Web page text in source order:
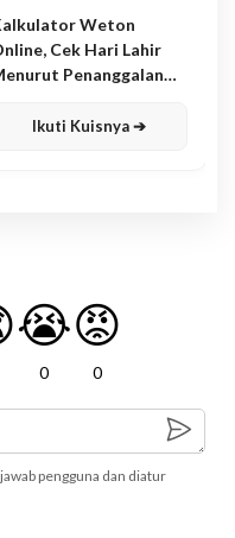
Weton
Cek Hari Lahir
Penanggalan
Ikuti Kuisnya ➔
😭
0
😡
0
pengguna dan diatur